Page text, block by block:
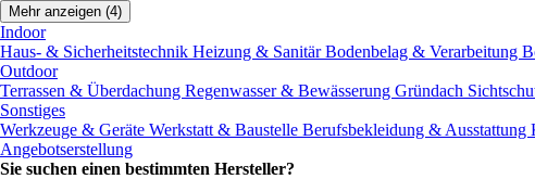
Mehr anzeigen (4)
Indoor
Haus- & Sicherheitstechnik Heizung & SanitärBodenbelag & Verarbeitung
Outdoor
Terrassen & Überdachung Regenwasser & Bewässerung Gründach
Sonstiges
Werkzeuge & Geräte Werkstatt & Baustelle Berufsbekleidung & Ausstattung
Angebotserstellung
Sie suchen einen bestimmten Hersteller?